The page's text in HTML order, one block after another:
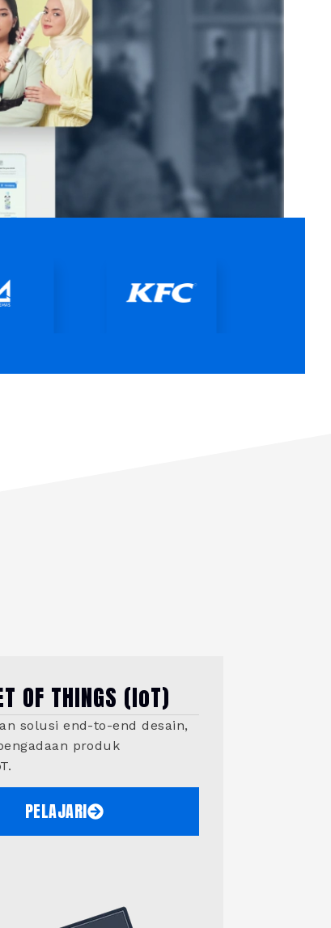
OF THINGS (IoT)
solusi end-to-end desain,
produk
PELAJARI